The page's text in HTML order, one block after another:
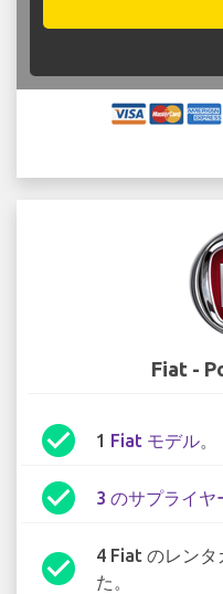
Fiat -
check_circle 1 Fiat モデル。
check_circle 3 のサプライヤ
check_circle
4 Fiat のレンタ
た。